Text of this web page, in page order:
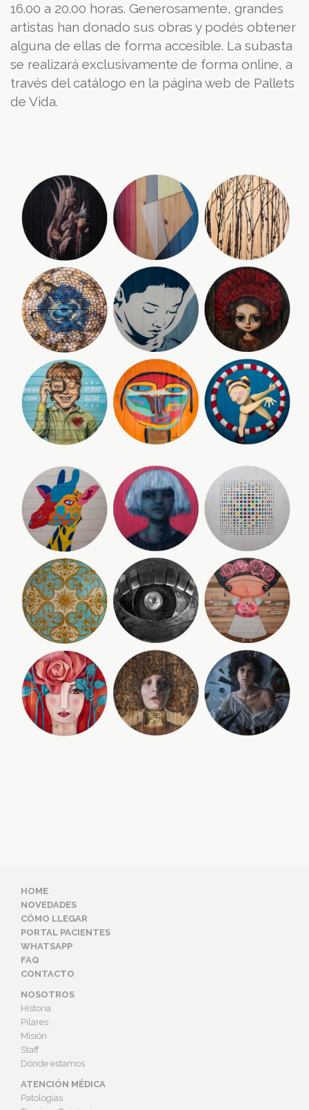
16.00 a 20.00 horas. Generosamente, grandes
artistas han donado sus obras y podés obtener
alguna de ellas de forma accesible. La subasta
se realizará exclusivamente de forma online, a
través del catálogo en la página web de Pallets
de Vida.
HOME
NOVEDADES
CÓMO LLEGAR
PORTAL PACIENTES
WHATSAPP
FAQ
CONTACTO
NOSOTROS
Historia
Pilares
Misión
Staff
Dónde estamos
ATENCIÓN MÉDICA
Patologías